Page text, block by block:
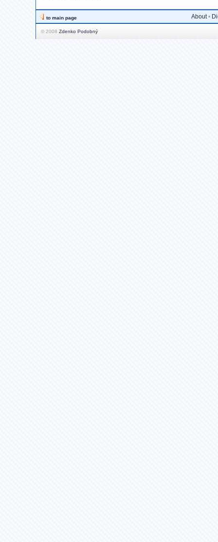
to main page About•
© 2008 Zdenko Podobný